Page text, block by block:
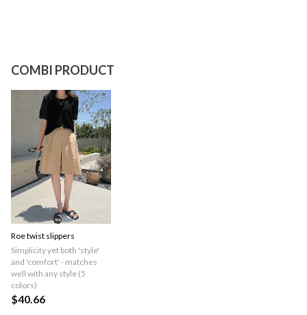
COMBI PRODUCT
Roe twist slippers
Simplicity yet both 'style'
and 'comfort' - matches
well with any style (5
colors)
$40.66